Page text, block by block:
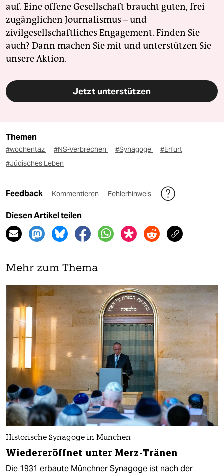
auf. Eine offene Gesellschaft braucht guten, frei
zugänglichen Journalismus – und
zivilgesellschaftliches Engagement. Finden Sie
auch? Dann machen Sie mit und unterstützen Sie
unsere Aktion.
Jetzt unterstützen
Themen
#wochentaz #NS-Verbrechen #Synagoge
#Erfurt
#Jüdisches Leben
Feedback Kommentieren Fehlerhinweis
Diesen Artikel teilen
Mehr zum Thema
Historische Synagoge in München
Wiedereröffnet unter Merz-Tränen
Die 1931 erbaute Münchner Synagoge ist nach der